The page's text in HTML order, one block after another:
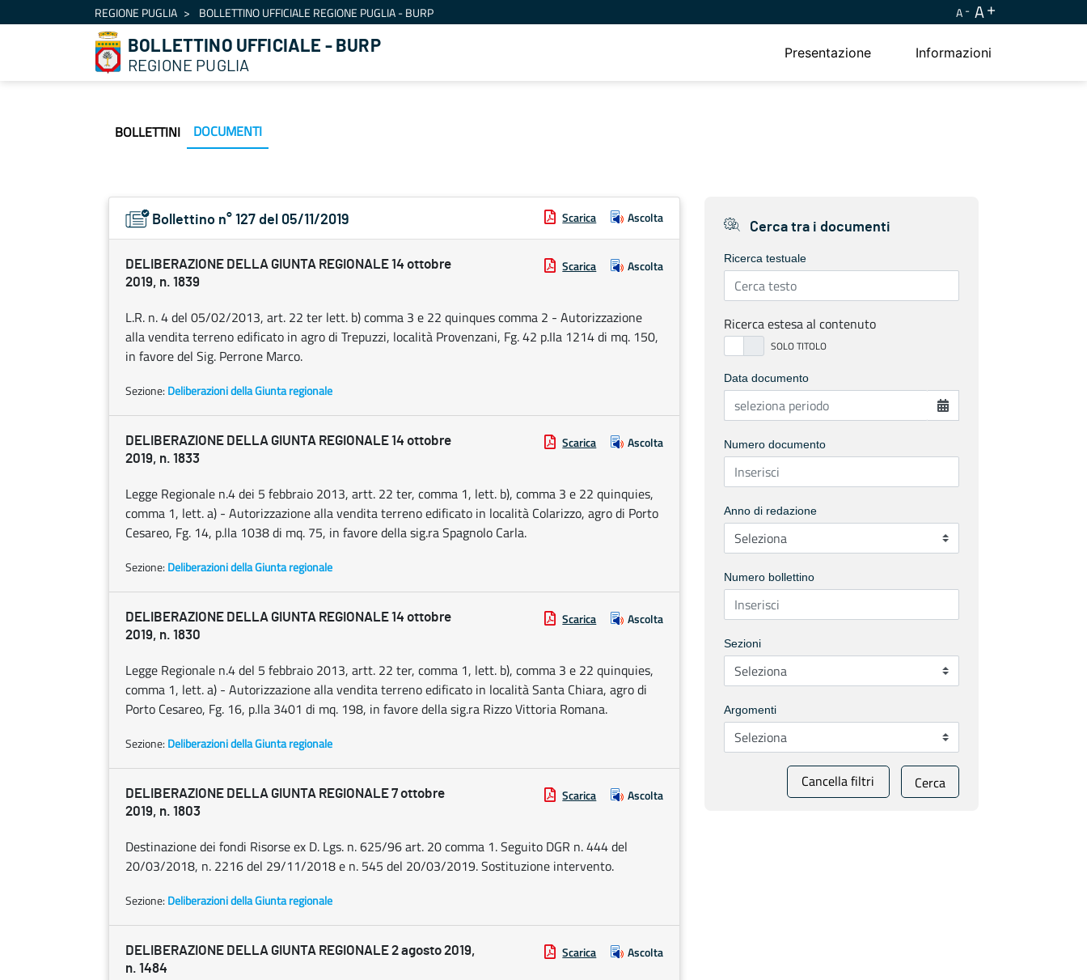
Salta al contenutoREGIONE PUGLIA BOLLETTINO UFFICIALE REGIONE PUGLIA - BURP A A
BOLLETTINO UFFICIALE - BURP
REGIONE PUGLIA
Presentazione Informazioni
BOLLETTINI DOCUMENTI
Bollettino n° 127 del 05/11/2019 Scarica Ascolta
DELIBERAZIONE DELLA GIUNTA REGIONALE 14 ottobre
2019, n. 1839
Scarica Ascolta
L.R. n. 4 del 05/02/2013, art. 22 ter lett. b) comma 3 e 22 quinques comma 2 - Autorizzazione
alla vendita terreno edificato in agro di Trepuzzi, località Provenzani, Fg. 42 p.IIa 1214 di mq. 150,
in favore del Sig. Perrone Marco.
Sezione: Deliberazioni della Giunta regionale
DELIBERAZIONE DELLA GIUNTA REGIONALE 14 ottobre
2019, n. 1833
Scarica Ascolta
Legge Regionale n.4 dei 5 febbraio 2013, artt. 22 ter, comma 1, lett. b), comma 3 e 22 quinquies,
comma 1, lett. a) - Autorizzazione alla vendita terreno edificato in località Colarizzo, agro di Porto
Cesareo, Fg. 14, p.lla 1038 di mq. 75, in favore della sig.ra Spagnolo Carla.
Sezione: Deliberazioni della Giunta regionale
DELIBERAZIONE DELLA GIUNTA REGIONALE 14 ottobre
2019, n. 1830
Scarica Ascolta
Legge Regionale n.4 del 5 febbraio 2013, artt. 22 ter, comma 1, lett. b), comma 3 e 22 quinquies,
comma 1, lett. a) - Autorizzazione alla vendita terreno edificato in località Santa Chiara, agro di
Porto Cesareo, Fg. 16, p.lla 3401 di mq. 198, in favore della sig.ra Rizzo Vittoria Romana.
Sezione: Deliberazioni della Giunta regionale
DELIBERAZIONE DELLA GIUNTA REGIONALE 7 ottobre
2019, n. 1803
Scarica Ascolta
Destinazione dei fondi Risorse ex D. Lgs. n. 625/96 art. 20 comma 1. Seguito DGR n. 444 del
20/03/2018, n. 2216 del 29/11/2018 e n. 545 del 20/03/2019. Sostituzione intervento.
Sezione: Deliberazioni della Giunta regionale
DELIBERAZIONE DELLA GIUNTA REGIONALE 2 agosto 2019,
n. 1484
Scarica Ascolta
Cerca tra i documenti
Ricerca testuale
Ricerca estesa al contenuto
Data documento
Numero documento
Anno di redazione
Numero bollettino
Sezioni
Argomenti
Cancella filtri Cerca